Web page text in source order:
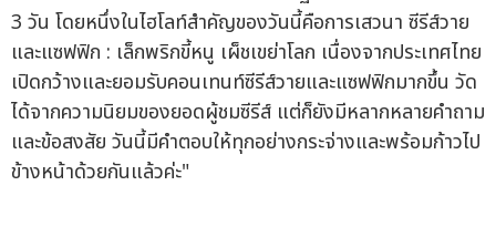
3 วัน โดยหนึ่งในไฮโลท์สำคัญของวันนี้คือการเสวนา ซีรีส์วาย
และแซฟฟิก : เล็กพริกขี้หนู เผ็ชเขย่าโลก เนื่องจากประเทศไทย
เปิดกว้างและยอมรับคอนเทนท์ซีรีส์วายและแซฟฟิกมากขึ้น วัด
ได้จากความนิยมของยอดผู้ชมซีรีส์ แต่ก็ยังมีหลากหลายคำถาม
และข้อสงสัย วันนี้มีคำตอบให้ทุกอย่างกระจ่างและพร้อมก้าวไป
ข้างหน้าด้วยกันแล้วค่ะ"